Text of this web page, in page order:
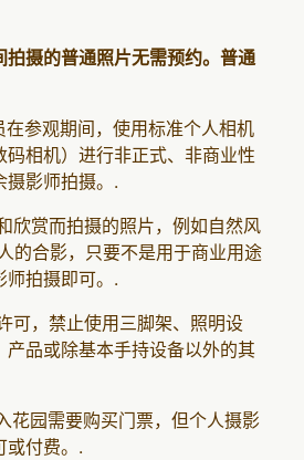
拍摄的普通照片无需预约。普通
在参观期间，使用标准个人相机
码相机）进行非正式、非商业性
摄影师拍摄。.
欣赏而拍摄的照片，例如自然风
的合影，只要不是用于商业用途
师拍摄即可。.
可，禁止使用三脚架、照明设
产品或除基本手持设备以外的其
花园需要购买门票，但个人摄影
或付费。.